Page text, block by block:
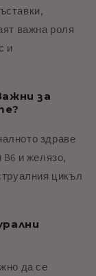
важна роля
и
за
здраве
и желязо,
цикъл
да се